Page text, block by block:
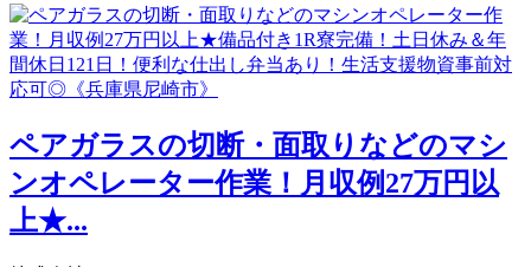
ペアガラスの切断・面取りなどのマシ
ンオペレーター作業！月収例27万円以
上★...